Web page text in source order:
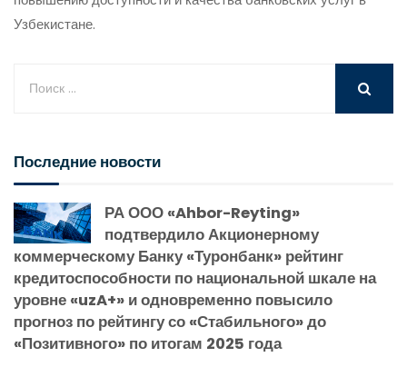
Узбекистане.
Последние новости
РА ООО «Ahbor-Reyting»
подтвердило Акционерному
коммерческому Банку «Туронбанк» рейтинг
кредитоспособности по национальной шкале на
уровне «uzA+» и одновременно повысило
прогноз по рейтингу со «Стабильного» до
«Позитивного» по итогам 2025 года